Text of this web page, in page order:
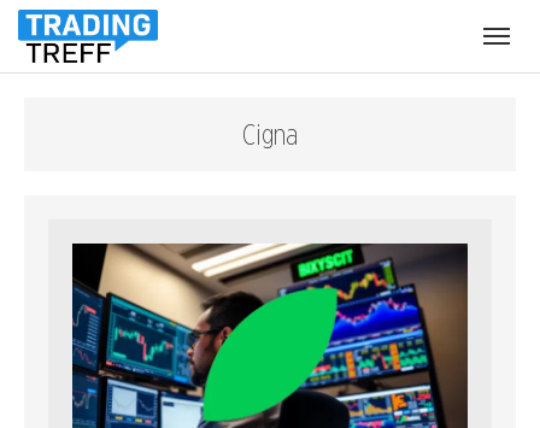
Cigna